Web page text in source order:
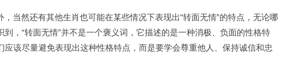
，当然还有其他生肖也可能在某些情况下表现出“转面无情”的特点，无论哪
到，“转面无情”并不是一个褒义词，它描述的是一种消极、负面的性格特
应该尽量避免表现出这种性格特点，而是要学会尊重他人、保持诚信和忠